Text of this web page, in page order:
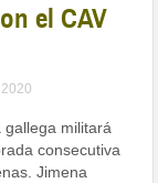
el CAV
gallega militará
consecutiva
Jimena